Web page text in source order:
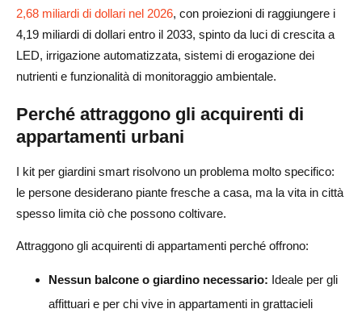
FAQ sul Dropshipping di Kit per Giardini Intelligenti
I kit per giardini intelligenti sono adatti al dropshipping?
Posso fare dropshipping di kit per giardini idroponici da
Qual è il miglior kit per giardini intelligenti da
I kit per giardini idroponici sono redditizi?
Quali piante possono coltivare i clienti nei kit per giardini
I kit per giardini smart hanno bisogno di luce solare?
2,68 miliardi di dollari nel 2026, con proiezioni di raggiungere i
4,19 miliardi di dollari entro il 2033, spinto da luci di crescita a
LED, irrigazione automatizzata, sistemi di erogazione dei
nutrienti e funzionalità di monitoraggio ambientale.
Perché attraggono gli acquirenti di
appartamenti urbani
I kit per giardini smart risolvono un problema molto specifico:
le persone desiderano piante fresche a casa, ma la vita in città
spesso limita ciò che possono coltivare.
Attraggono gli acquirenti di appartamenti perché offrono:
Nessun balcone o giardino necessario: Ideale per gli
affittuari e per chi vive in appartamenti in grattacieli